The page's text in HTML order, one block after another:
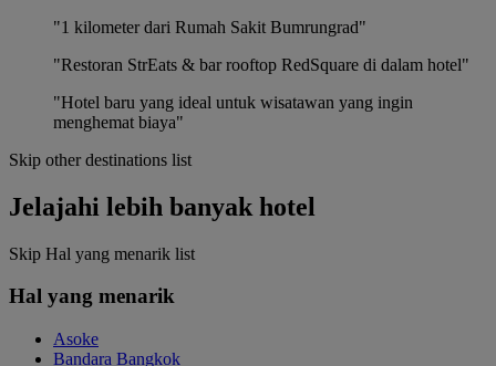
"1 kilometer dari Rumah Sakit Bumrungrad"
"Restoran StrEats & bar rooftop RedSquare di dalam hotel"
"Hotel baru yang ideal untuk wisatawan yang ingin
menghemat biaya"
Skip other destinations list
Jelajahi lebih banyak hotel
Skip Hal yang menarik list
Hal yang menarik
Asoke
Bandara Bangkok